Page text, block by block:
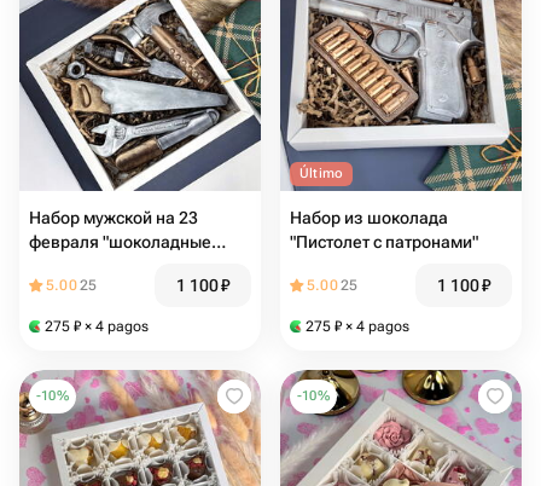
Набор мужской на 23
февраля "шоколадные
5.0025 1 100₽
275 ₽ × 4 pagos
Último
Набор из шоколада
"Пистолет с патронами"
5.0025 1 100₽
275 ₽ × 4 pagos
-10% -10%